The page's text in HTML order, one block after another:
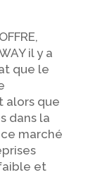
il y a
que le
alors que
dans la
marché
et